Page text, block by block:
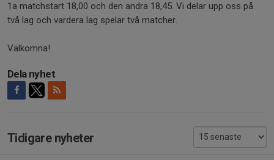
1a matchstart 18,00 och den andra 18,45. Vi delar upp oss på
två lag och vardera lag spelar två matcher.
Välkomna!
Dela nyhet
Tidigare nyheter